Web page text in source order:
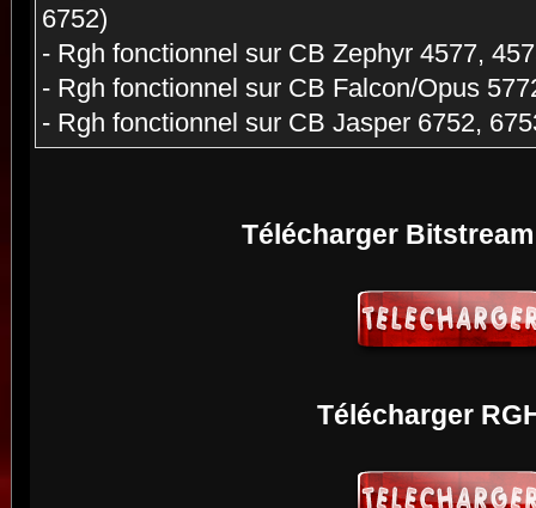
6752)
- Rgh fonctionnel sur CB Zephyr 4577,
- Rgh fonctionnel sur CB Falcon/Opus
- Rgh fonctionnel sur CB Jasper 6752,
Télécharger
Télécharger